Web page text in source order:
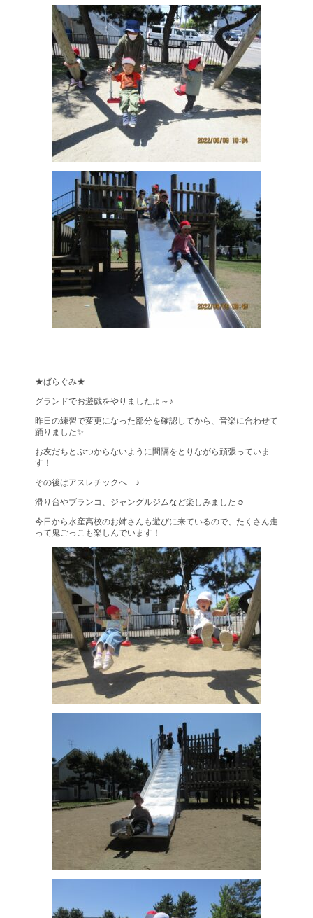
★ばらぐみ★
グランドでお遊戯をやりましたよ～♪
昨日の練習で変更になった部分を確認してから、音楽に合わせて
踊りました✨
お友だちとぶつからないように間隔をとりながら頑張っていま
す！
その後はアスレチックへ…♪
滑り台やブランコ、ジャングルジムなど楽しみました☺
今日から水産高校のお姉さんも遊びに来ているので、たくさん走
って鬼ごっこも楽しんでいます！